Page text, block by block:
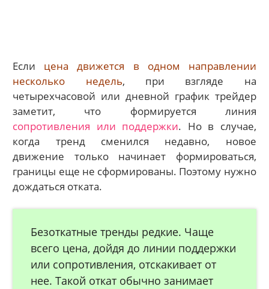
Если цена движется в одном направлении
несколько недель, при взгляде на
четырехчасовой или дневной график трейдер
заметит, что формируется линия
сопротивления или поддержки. Но в случае,
когда тренд сменился недавно, новое
движение только начинает формироваться,
границы еще не сформированы. Поэтому нужно
дождаться отката.
Безоткатные тренды редкие. Чаще
всего цена, дойдя до линии поддержки
или сопротивления, отскакивает от
нее. Такой откат обычно занимает